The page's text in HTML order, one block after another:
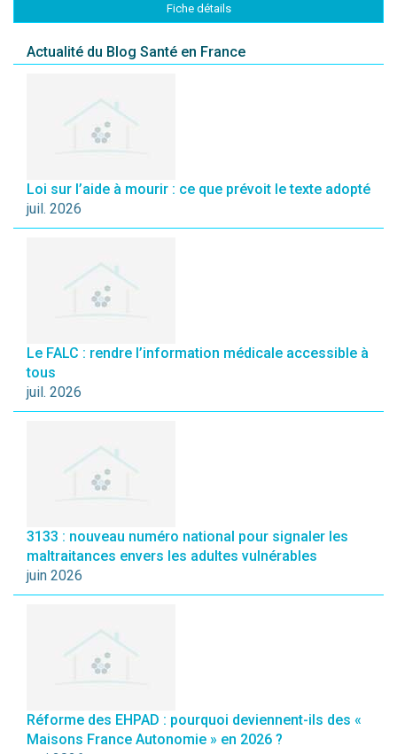
Fiche détails
Actualité du Blog Santé en France
Loi sur l’aide à mourir : ce que prévoit le texte adopté
juil. 2026
Le FALC : rendre l’information médicale accessible à
tous
juil. 2026
3133 : nouveau numéro national pour signaler les
maltraitances envers les adultes vulnérables
juin 2026
Réforme des EHPAD : pourquoi deviennent-ils des «
Maisons France Autonomie » en 2026 ?